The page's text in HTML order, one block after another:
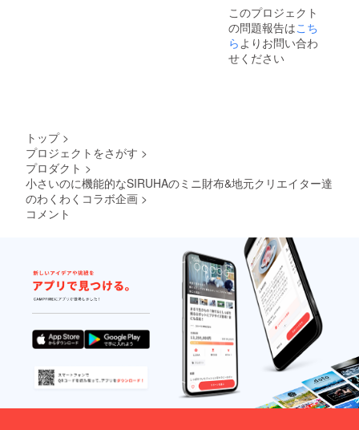
した味
わいを
持たせ
ていま
す
（B）は
特のシ
ワ感や
アタリ
が魅力
で、弱
撥水性
がある
ため
ちょっ
とした
水滴な
らサッ
と拭き
取るこ
このプロジェクト
の問題報告はこち
らよりお問い合わ
せください
トップ >
プロジェクトをさがす >
プロダクト >
小さいのに機能的なSIRUHAのミニ財布&地元クリエイター達
のわくわくコラボ企画 >
コメント